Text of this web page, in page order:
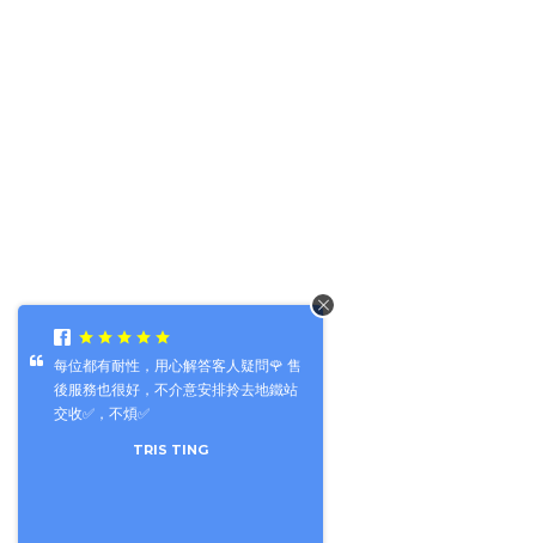
每位都有耐性，用心解答客人疑問🌹 售
後服務也很好，不介意安排拎去地鐵站
交收✅，不煩✅
TRIS TING